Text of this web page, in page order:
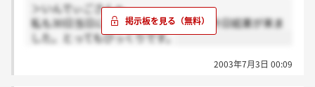
＞いんでぃごさんへ
私も30日当日に出しました。そして、今日結果が来ま
した。とってもびっくりです。
2003年7月3日 00:09